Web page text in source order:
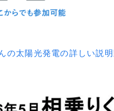
の太陽光発電の詳しい説